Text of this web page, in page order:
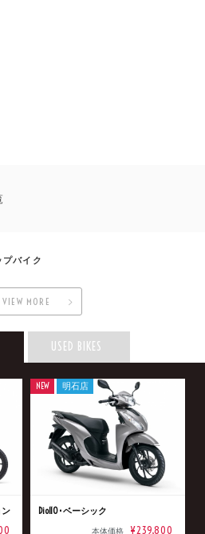
バイク
VIEW MORE
USED BIKES
ン Dio110･ベーシック
本体価格 ¥239,800
NEW 明石店